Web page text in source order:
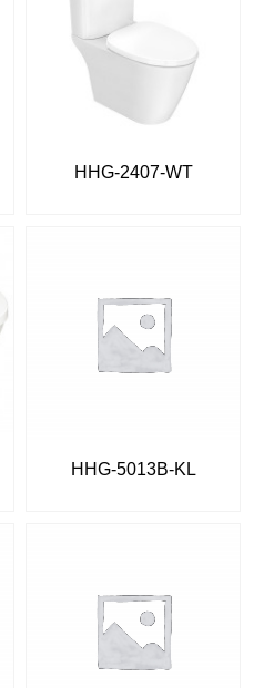
HHG-2407-WT
HHG-5013B-KL